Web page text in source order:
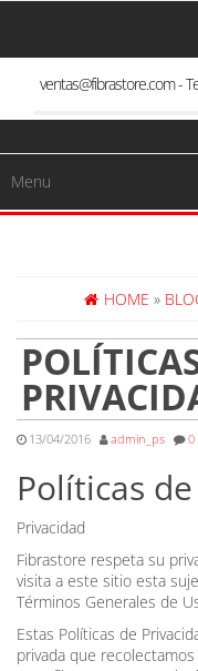
ventas@fibrastore.com -
Menu
HOME »
13/04/2016 admin_ps 0
Políticas
Privacidad
Fibrastore respeta su
visita a este sitio esta
Términos Generales de
Estas Políticas de
privada que